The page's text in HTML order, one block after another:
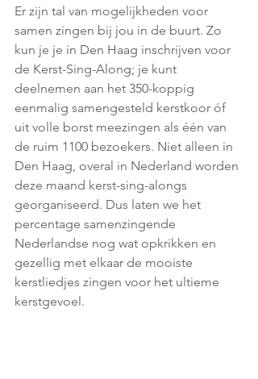
Er zijn tal van mogelijkheden voor
samen zingen bij jou in de buurt. Zo
kun je je in Den Haag inschrijven voor
de Kerst-Sing-Along; je kunt
deelnemen aan het 350-koppig
eenmalig samengesteld kerstkoor óf
uit volle borst meezingen als één van
de ruim 1100 bezoekers. Niet alleen in
Den Haag, overal in Nederland worden
deze maand kerst-sing-alongs
georganiseerd. Dus laten we het
percentage samenzingende
Nederlandse nog wat opkrikken en
gezellig met elkaar de mooiste
kerstliedjes zingen voor het ultieme
kerstgevoel.